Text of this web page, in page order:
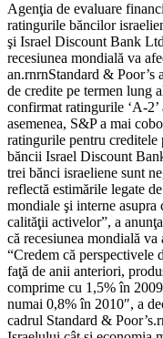
Agenţia de evaluare
ratingurile băncilor
şi Israel Discount Bank
recesiunea mondială va
an.rnrnStandard & Poor’s
de credite pe termen lung
confirmat ratingurile ‘A-
asemenea, S&P a mai
ratingurile pentru creditele
băncii Israel Discount
trei bănci israeliene sunt
reflectă estimările legate
mondiale şi interne
calităţii activelor”, a
că recesiunea mondială
“Credem că perspectivele
faţă de anii anteriori,
comprime cu 1,5% în
numai 0,8% în 2010″, a
cadrul Standard &